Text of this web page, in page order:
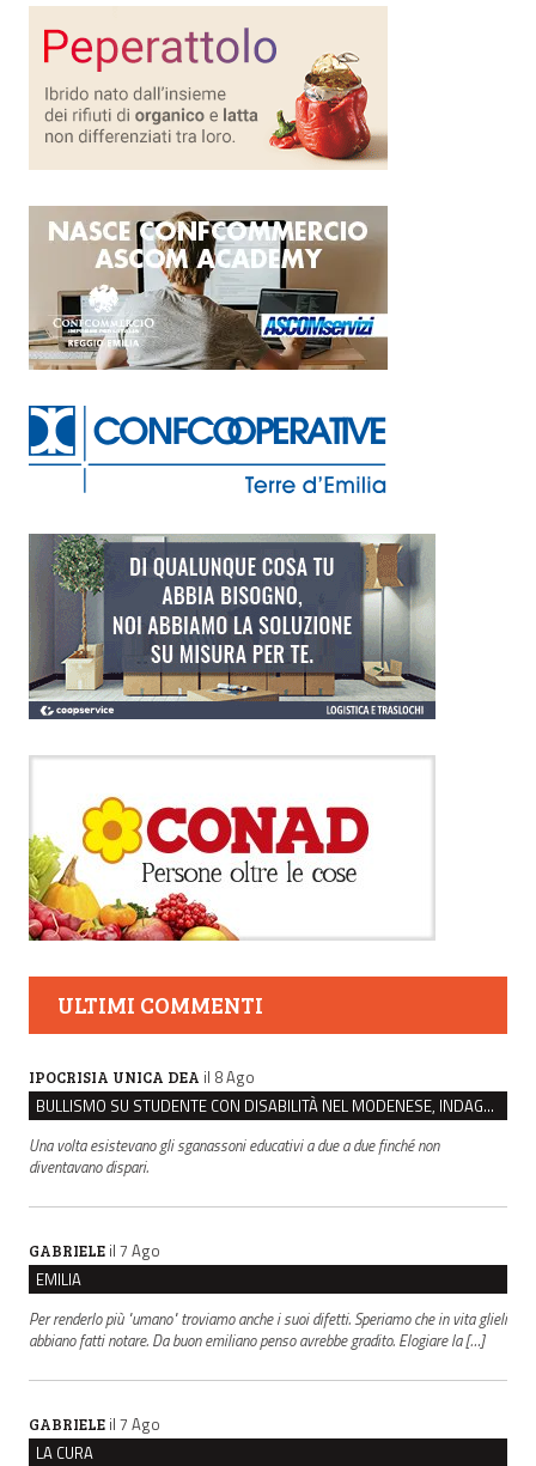
ULTIMI COMMENTI
IPOCRISIA UNICA DEA il 8 Ago
BULLISMO SU STUDENTE CON DISABILITÀ NEL MODENESE, INDAGATI DUE RAGAZZI DI 16 ANNI
Una volta esistevano gli sganassoni educativi a due a due finché non
diventavano dispari.
GABRIELE il 7 Ago
EMILIA
Per renderlo più "umano" troviamo anche i suoi difetti. Speriamo che in vita glieli
abbiano fatti notare. Da buon emiliano penso avrebbe gradito. Elogiare la […]
GABRIELE il 7 Ago
LA CURA